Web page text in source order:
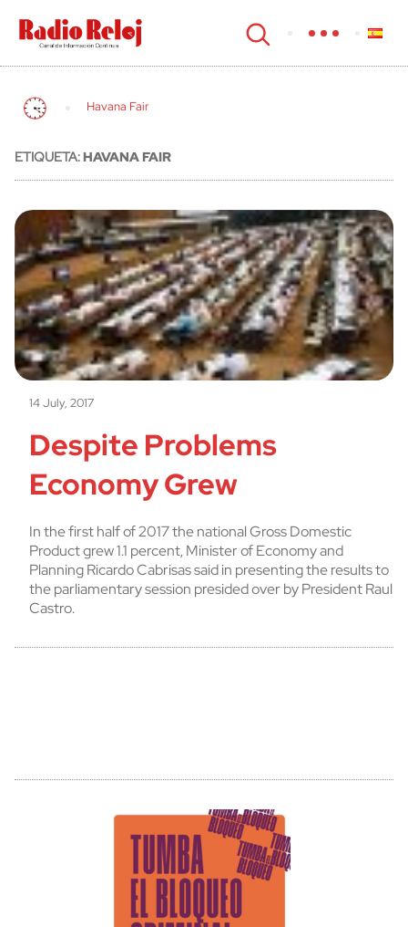
cerrar
Havana Fair
ETIQUETA:HAVANA FAIR
14 July, 2017
Despite Problems
Economy Grew
In the first half of 2017 the national Gross Domestic
Product grew 1.1 percent, Minister of Economy and
Planning Ricardo Cabrisas said in presenting the results to
the parliamentary session presided over by President Raul
Castro.